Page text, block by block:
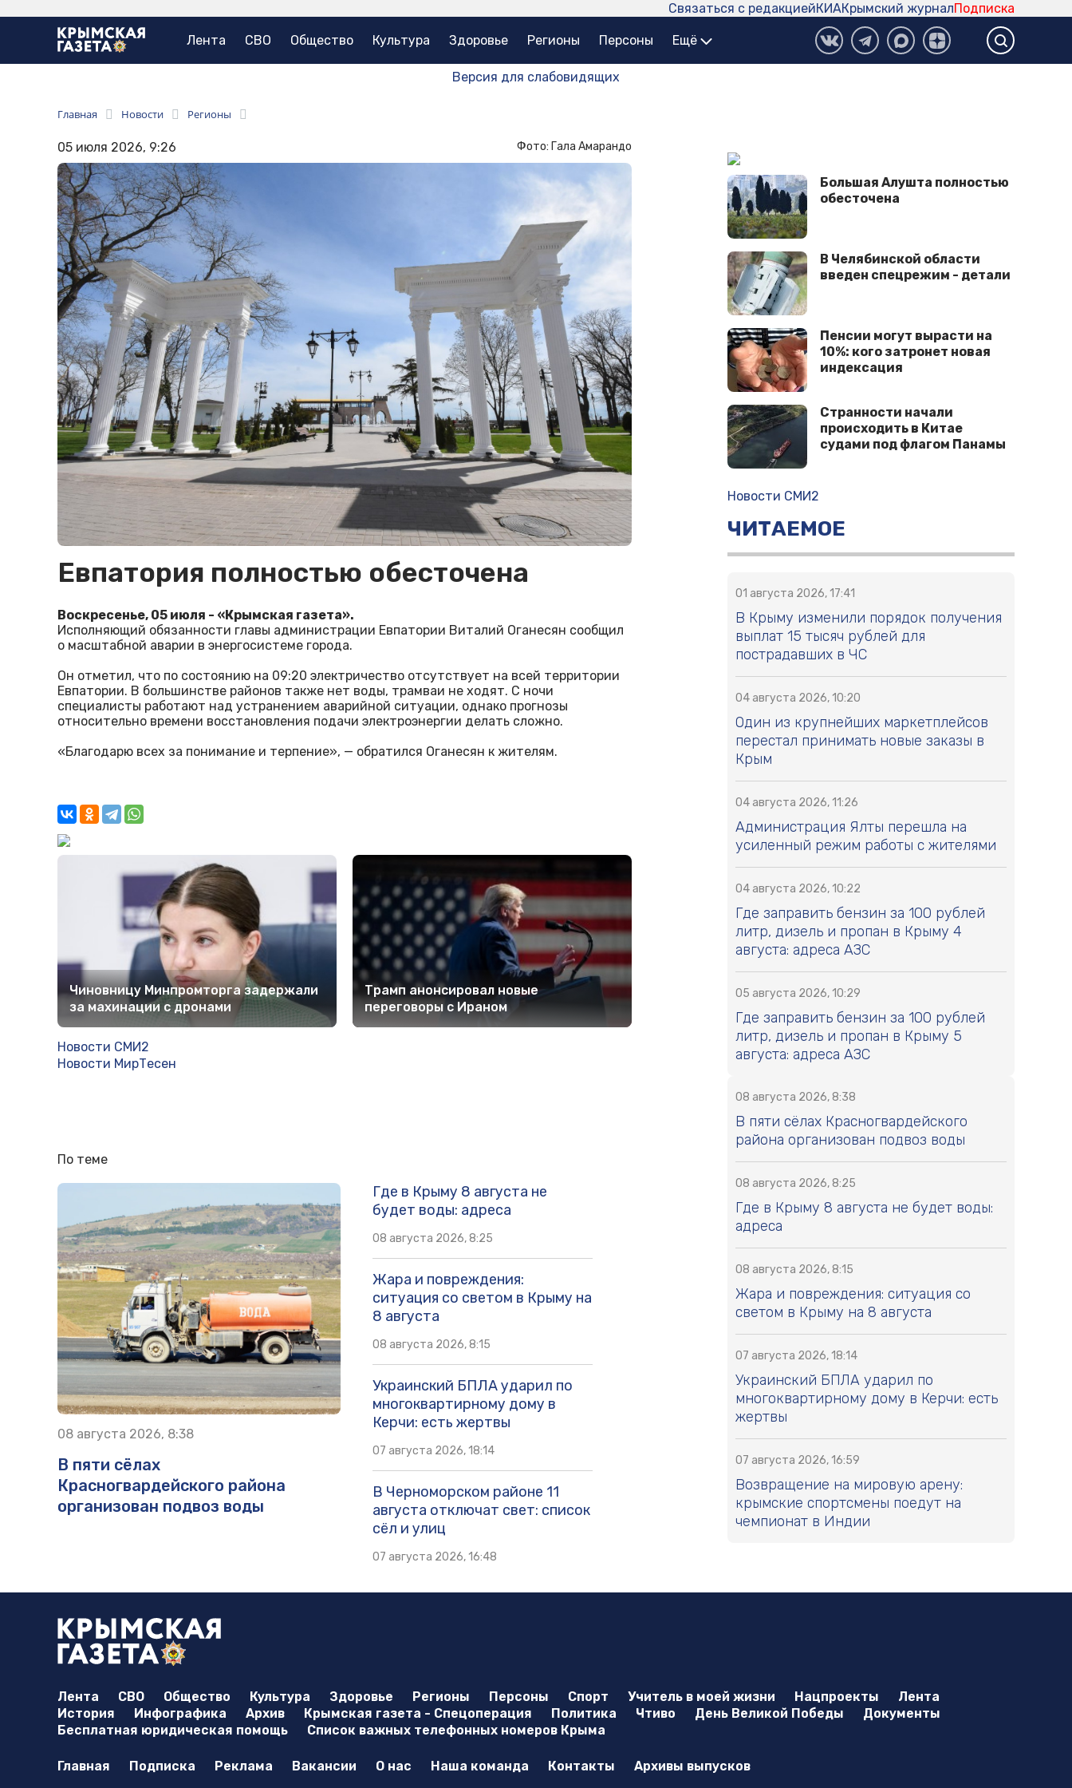
Подписка
Крымский журнал
КИА
Связаться с редакцией
Лента СВО Общество Культура Здоровье Регионы Персоны Ещё
Версия для слабовидящих
Главная Новости Регионы
05 июля 2026, 9:26 Фото: Гала Амарандо
Евпатория полностью обесточена
Воскресенье, 05 июля - «Крымская газета».
Исполняющий обязанности главы администрации Евпатории Виталий Оганесян сообщил
о масштабной аварии в энергосистеме города.
Он отметил, что по состоянию на 09:20 электричество отсутствует на всей территории
Евпатории. В большинстве районов также нет воды, трамваи не ходят. С ночи
специалисты работают над устранением аварийной ситуации, однако прогнозы
относительно времени восстановления подачи электроэнергии делать сложно.
«Благодарю всех за понимание и терпение», — обратился Оганесян к жителям.
Чиновницу Минпромторга задержали
за махинации с дронами
Трамп анонсировал новые
переговоры с Ираном
Новости СМИ2
Новости МирТесен
По теме
08 августа 2026, 8:38
В пяти сёлах
Красногвардейского района
организован подвоз воды
Где в Крыму 8 августа не
будет воды: адреса
08 августа 2026, 8:25
Жара и повреждения:
ситуация со светом в Крыму на
8 августа
08 августа 2026, 8:15
Украинский БПЛА ударил по
многоквартирному дому в
Керчи: есть жертвы
07 августа 2026, 18:14
В Черноморском районе 11
августа отключат свет: список
сёл и улиц
07 августа 2026, 16:48
Большая Алушта полностью
обесточена
В Челябинской области
введен спецрежим - детали
Пенсии могут вырасти на
10%: кого затронет новая
индексация
Странности начали
происходить в Китае
судами под флагом Панамы
Новости СМИ2
ЧИТАЕМОЕ
01 августа 2026, 17:41
В Крыму изменили порядок получения
выплат 15 тысяч рублей для
пострадавших в ЧС
04 августа 2026, 10:20
Один из крупнейших маркетплейсов
перестал принимать новые заказы в
Крым
04 августа 2026, 11:26
Администрация Ялты перешла на
усиленный режим работы с жителями
04 августа 2026, 10:22
Где заправить бензин за 100 рублей
литр, дизель и пропан в Крыму 4
августа: адреса АЗС
05 августа 2026, 10:29
Где заправить бензин за 100 рублей
литр, дизель и пропан в Крыму 5
августа: адреса АЗС
08 августа 2026, 8:38
В пяти сёлах Красногвардейского
района организован подвоз воды
08 августа 2026, 8:25
Где в Крыму 8 августа не будет воды:
адреса
08 августа 2026, 8:15
Жара и повреждения: ситуация со
светом в Крыму на 8 августа
07 августа 2026, 18:14
Украинский БПЛА ударил по
многоквартирному дому в Керчи: есть
жертвы
07 августа 2026, 16:59
Возвращение на мировую арену:
крымские спортсмены поедут на
чемпионат в Индии
Лента СВО Общество Культура Здоровье Регионы Персоны Спорт Учитель в моей жизни Нацпроекты
Лента
История
Инфографика Архив Крымская газета - Спецоперация Политика Чтиво День Великой Победы
Документы
Бесплатная юридическая помощь
Список важных телефонных номеров Крыма
Главная Подписка Реклама Вакансии О нас Наша команда Контакты Архивы выпусков